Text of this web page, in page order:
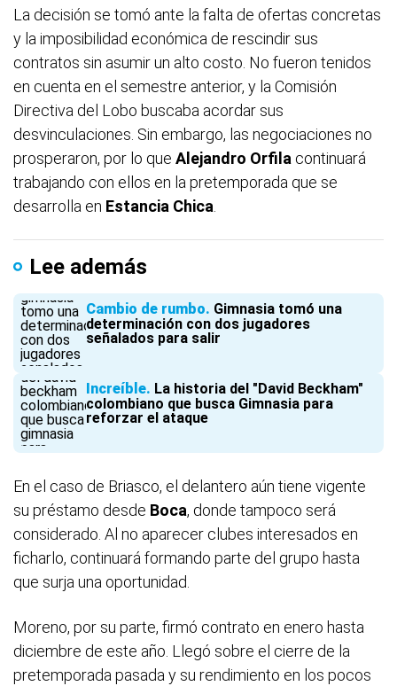
La decisión se tomó ante la falta de ofertas concretas
y la imposibilidad económica de rescindir sus
contratos sin asumir un alto costo. No fueron tenidos
en cuenta en el semestre anterior, y la Comisión
Directiva del Lobo buscaba acordar sus
desvinculaciones. Sin embargo, las negociaciones no
prosperaron, por lo que Alejandro Orfila continuará
trabajando con ellos en la pretemporada que se
desarrolla en Estancia Chica
Lee además
Cambio de rumbo Gimnasia tomó una
determinación con dos jugadores
señalados para salir
Increíble La historia del "David Beckham"
colombiano que busca Gimnasia para
reforzar el ataque
En el caso de Briasco, el delantero aún tiene vigente
su préstamo desde Boca, donde tampoco será
considerado. Al no aparecer clubes interesados en
ficharlo, continuará formando parte del grupo hasta
que surja una oportunidad.
Moreno, por su parte, firmó contrato en enero hasta
diciembre de este año. Llegó sobre el cierre de la
pretemporada pasada y su rendimiento en los pocos